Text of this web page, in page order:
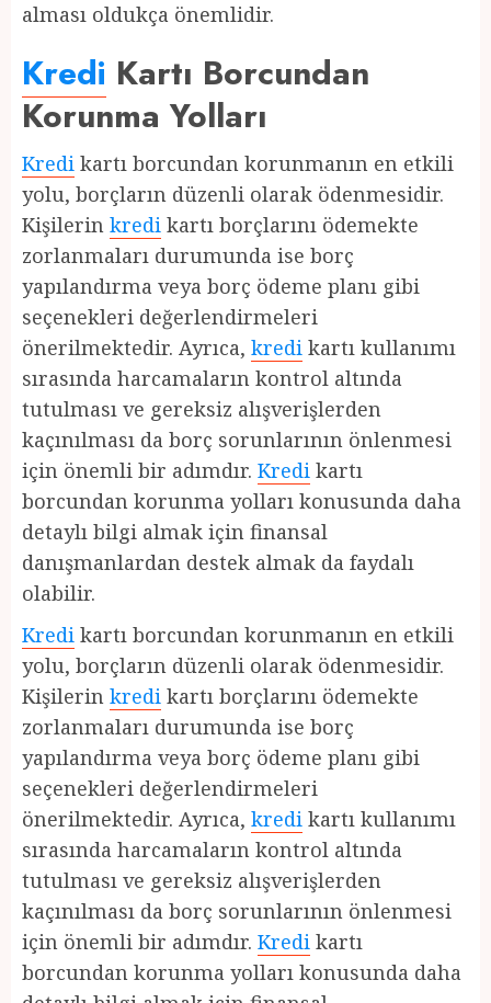
alması oldukça önemlidir.
Kredi Kartı Borcundan
Korunma Yolları
Kredi kartı borcundan korunmanın en etkili
yolu, borçların düzenli olarak ödenmesidir.
Kişilerin kredi kartı borçlarını ödemekte
zorlanmaları durumunda ise borç
yapılandırma veya borç ödeme planı gibi
seçenekleri değerlendirmeleri
önerilmektedir. Ayrıca, kredi kartı kullanımı
sırasında harcamaların kontrol altında
tutulması ve gereksiz alışverişlerden
kaçınılması da borç sorunlarının önlenmesi
için önemli bir adımdır. Kredi kartı
borcundan korunma yolları konusunda daha
detaylı bilgi almak için finansal
danışmanlardan destek almak da faydalı
olabilir.
Kredi kartı borcundan korunmanın en etkili
yolu, borçların düzenli olarak ödenmesidir.
Kişilerin kredi kartı borçlarını ödemekte
zorlanmaları durumunda ise borç
yapılandırma veya borç ödeme planı gibi
seçenekleri değerlendirmeleri
önerilmektedir. Ayrıca, kredi kartı kullanımı
sırasında harcamaların kontrol altında
tutulması ve gereksiz alışverişlerden
kaçınılması da borç sorunlarının önlenmesi
için önemli bir adımdır. Kredi kartı
borcundan korunma yolları konusunda daha